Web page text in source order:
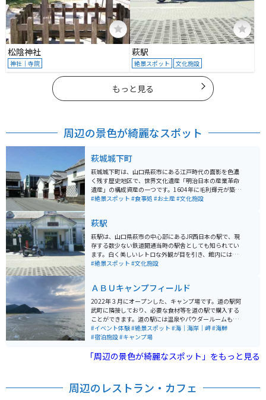
松陰神社
神社｜寺院
萩駅
絶景スポット 文化施設
もっと見る
周辺の景色が綺麗なスポット
萩城城下町
萩城城下町は、山口県萩市にある江戸時代の面影を色濃
く残す歴史地区で、世界文化遺産「明治日本の産業革命
遺産」の構成資産の一つです。1604年に毛利輝元が築い
た萩城を中心に発展し、約260年間にわたり長州藩の中
住宅などの見どころも多く、江戸時代の雰囲気を体感で
きます。 古民家カフェや萩焼の窯元、地元の飲食店も点
在しており、散策の合間に休憩や食事を楽しめます。バ
イクや車で訪れる場合は町外の駐車場を利用し、中心部
は徒歩で回ると快適です。歴史、建物、町並み、文化を
#絶景スポット #食事処 #お土産#文化施設
萩駅
萩駅は、山口県萩市の中心部にあるJR西日本の駅で、現
存する数少ない鉄道開通当時の駅舎としても知られてい
ます。白く美しいレトロな外観が目を引き、館内には展
示室が整備され、萩市出身で「鉄道の父」と称される井
る景観を楽しめます。 駅は観光の拠点として便利で、城
下町や萩城跡、松陰神社へのアクセスもスムーズ。レン
タサイクルやバスも利用でき、車やバイクの場合は駅周
辺の有料駐車場を活用すると便利です。歴史と観光情報
が充実した、萩市観光のスタート地点に最適な駅です。
#絶景スポット #文化施設
ＡＢＵキャンプフィールド
2022年３月にオープンした、キャンプ場です。道の駅阿
武町に隣接しており、必要な食材等を道の駅で購入する
ことができます。道の駅には温泉やパウダールームもあ
り、女性でも安心して利用できます。日本海に面してお
り、釣りや夕陽も楽しめます。
#イベント体験#絶景スポット #海｜海岸｜岬#海鮮
#宿泊施設#キャンプ場
「周辺の景色が綺麗なスポット」をもっと見る
周辺のレストラン・カフェ